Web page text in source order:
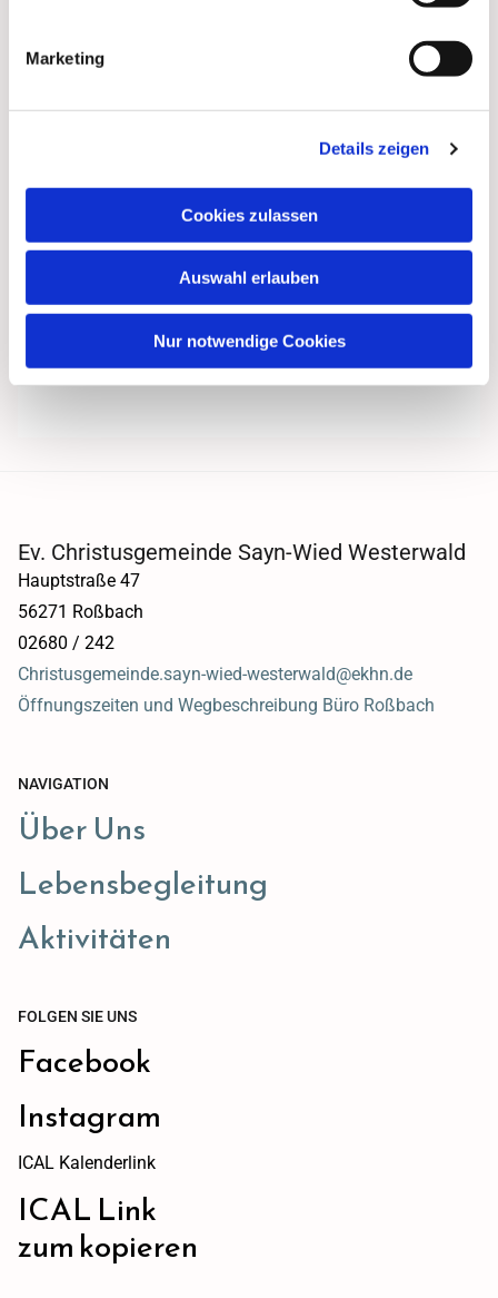
Marketing
Details zeigen
Cookies zulassen
Auswahl erlauben
Nur notwendige Cookies
Ev. Christusgemeinde Sayn-Wied Westerwald
Hauptstraße 47
56271 Roßbach
02680 / 242
Christusgemeinde.sayn-wied-westerwald@ekhn.de
Öffnungszeiten und Wegbeschreibung Büro Roßbach
NAVIGATION
Über Uns
Lebensbegleitung
Aktivitäten
FOLGEN SIE UNS
Facebook
Instagram
ICAL Kalenderlink
ICAL Link
zum kopieren